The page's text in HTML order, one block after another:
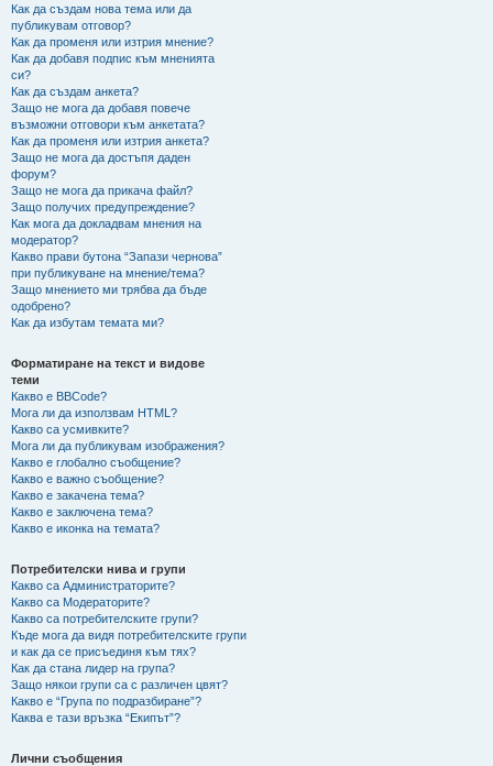
Как да създам нова тема или да
публикувам отговор?
Как да променя или изтрия мнение?
Как да добавя подпис към мненията
си?
Как да създам анкета?
Защо не мога да добавя повече
възможни отговори към анкетата?
Как да променя или изтрия анкета?
Защо не мога да достъпя даден
форум?
Защо не мога да прикача файл?
Защо получих предупреждение?
Как мога да докладвам мнения на
модератор?
Какво прави бутона “Запази чернова”
при публикуване на мнение/тема?
Защо мнението ми трябва да бъде
одобрено?
Как да избутам темата ми?
Форматиране на текст и видове
теми
Какво е BBCode?
Мога ли да използвам HTML?
Какво са усмивките?
Мога ли да публикувам изображения?
Какво е глобално съобщение?
Какво е важно съобщение?
Какво е закачена тема?
Какво е заключена тема?
Какво е иконка на темата?
Потребителски нива и групи
Какво са Администраторите?
Какво са Модераторите?
Какво са потребителските групи?
Къде мога да видя потребителските групи
и как да се присъединя към тях?
Как да стана лидер на група?
Защо някои групи са с различен цвят?
Какво е “Група по подразбиране”?
Каква е тази връзка “Екипът”?
Лични съобщения